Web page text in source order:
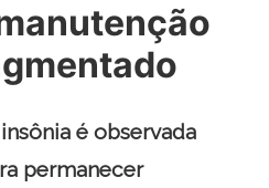
é observada
permanecer